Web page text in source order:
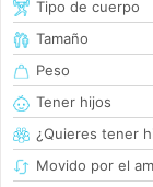
Tipo de cuerpo
Tamaño
Peso
Tener hijos
¿Quieres tener
Movido por el